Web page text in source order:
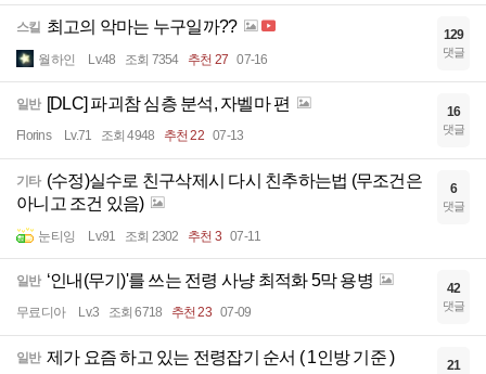
스킬 최고의 악마는 누구일까??
월하인 Lv.48 조회 7354 추천 27 07-16
129
댓글
일반 [DLC] 파괴참 심층 분석, 자벨마 편
Florins Lv.71 조회 4948 추천 22 07-13
16
댓글
기타 (수정)실수로 친구삭제시 다시 친추하는법 (무조건은
아니고 조건 있음)
눈티잉 Lv.91 조회 2302 추천 3 07-11
6
댓글
일반 ‘인내(무기)'를 쓰는 전령 사냥 최적화 5막 용병
무료디아 Lv.3 조회 6718 추천 23 07-09
42
댓글
일반 제가 요즘 하고 있는 전령잡기 순서 ( 1인방 기준 ) 21